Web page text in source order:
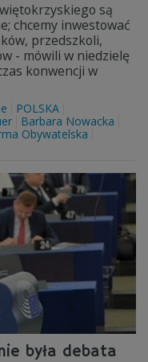
są
chcemy inwestować
przedszkoli,
- mówili w niedzielę
konwencji w
POLSKA
Barbara Nowacka
Obywatelska
była debata